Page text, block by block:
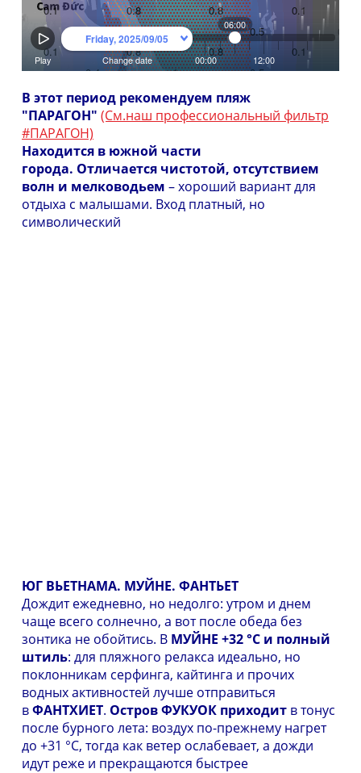
В этот период рекомендуем пляж
"ПАРАГОН" (См.наш профессиональный фильтр
#ПАРАГОН)
Находится в южной части
города. Отличается чистотой, отсутствием
волн и мелководьем – хороший вариант для
отдыха с малышами. Вход платный, но
символический
ЮГ ВЬЕТНАМА. МУЙНЕ. ФАНТЬЕТ
Дождит ежедневно, но недолго: утром и днем
чаще всего солнечно, а вот после обеда без
зонтика не обойтись. В МУЙНЕ +32 °С и полный
штиль: для пляжного релакса идеально, но
поклонникам серфинга, кайтинга и прочих
водных активностей лучше отправиться
вФАНТХИЕТ. Остров ФУКУОК приходит в тонус
после бурного лета: воздух по-прежнему нагрет
до +31 °С, тогда как ветер ослабевает, а дожди
идут реже и прекращаются быстрее